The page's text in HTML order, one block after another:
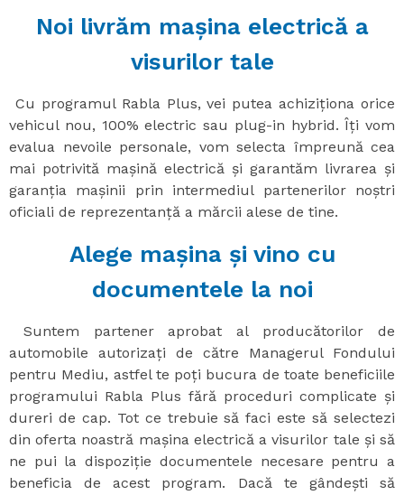
Noi livrăm mașina electrică a
visurilor tale
Cu programul Rabla Plus, vei putea achiziționa orice
vehicul nou, 100% electric sau plug-in hybrid. Îți vom
evalua nevoile personale, vom selecta împreună cea
mai potrivită mașină electrică și garantăm livrarea și
garanția mașinii prin intermediul partenerilor noștri
oficiali de reprezentanță a mărcii alese de tine.
Alege mașina și vino cu
documentele la noi
Suntem partener aprobat al producătorilor de
automobile autorizați de către Managerul Fondului
pentru Mediu, astfel te poți bucura de toate beneficiile
programului Rabla Plus fără proceduri complicate și
dureri de cap. Tot ce trebuie să faci este să selectezi
din oferta noastră mașina electrică a visurilor tale și să
ne pui la dispoziție documentele necesare pentru a
beneficia de acest program. Dacă te gândești să